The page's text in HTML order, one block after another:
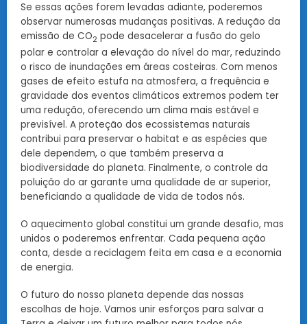
Se essas ações forem levadas adiante, poderemos
observar numerosas mudanças positivas. A redução da
emissão de CO2 pode desacelerar a fusão do gelo
polar e controlar a elevação do nível do mar, reduzindo
o risco de inundações em áreas costeiras. Com menos
gases de efeito estufa na atmosfera, a frequência e
gravidade dos eventos climáticos extremos podem ter
uma redução, oferecendo um clima mais estável e
previsível. A proteção dos ecossistemas naturais
contribui para preservar o habitat e as espécies que
dele dependem, o que também preserva a
biodiversidade do planeta. Finalmente, o controle da
poluição do ar garante uma qualidade de ar superior,
beneficiando a qualidade de vida de todos nós.
O aquecimento global constitui um grande desafio, mas
unidos o poderemos enfrentar. Cada pequena ação
conta, desde a reciclagem feita em casa e a economia
de energia.
O futuro do nosso planeta depende das nossas
escolhas de hoje. Vamos unir esforços para salvar a